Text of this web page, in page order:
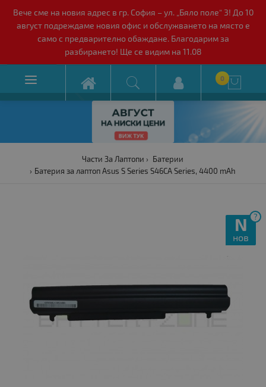
Вече сме на новия адрес в гр. София – ул. „Бяло поле“ 3! До 10
август подреждаме новия офис и обслужването на място е
само с предварително обаждане. Благодарим за
разбирането! Ще се видим на 11.08
 0 
Части За Лаптопи
Батерии
Батерия за лаптоп Asus S Series S46CA Series, 4400 mAh
?
N
нов